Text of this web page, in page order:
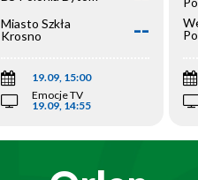
Miasto Szkła
Krosno
--
19.09, 15:00
Emocje TV
19.09, 14:55